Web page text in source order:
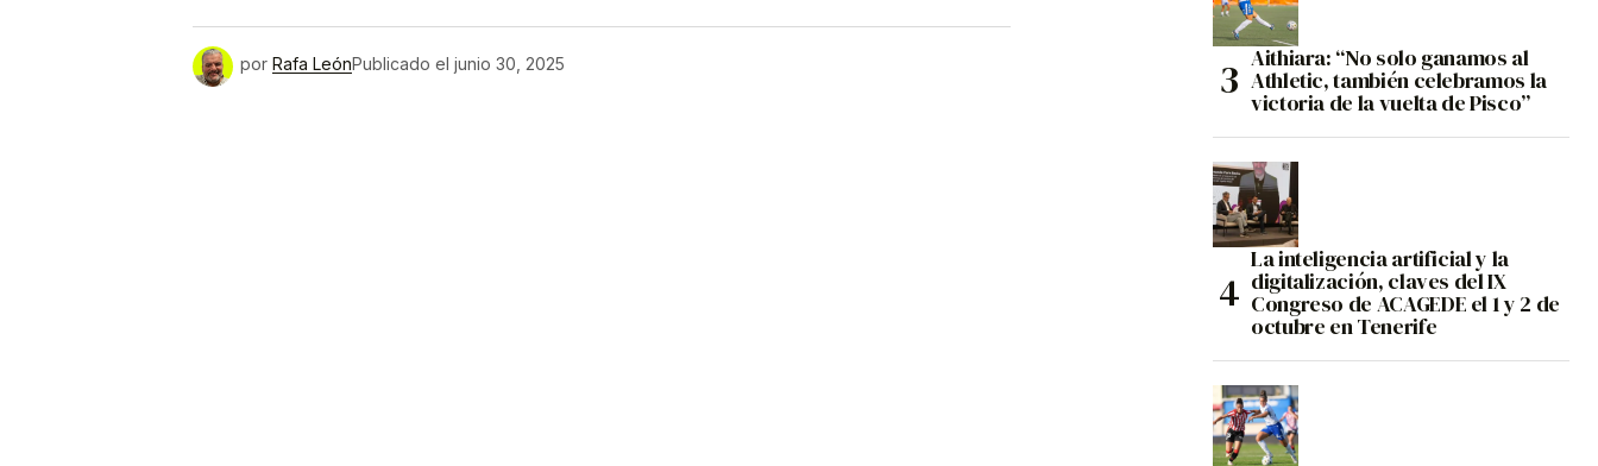
por Rafa LeónPublicado el junio 30, 2025 Aithiara: “No solo ganamos al
Athletic, también celebramos la
victoria de la vuelta de Pisco”
La inteligencia artificial y la
digitalización, claves del IX
Congreso de ACAGEDE el 1 y 2 de
octubre en Tenerife